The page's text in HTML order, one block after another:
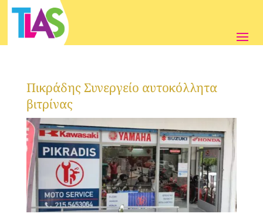
Πικράδης Συνεργείο αυτοκόλλητα
βιτρίνας